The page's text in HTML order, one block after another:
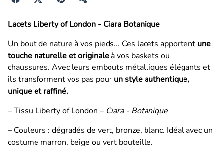
Lacets Liberty of London - Ciara Botanique
Un bout de nature à vos pieds... Ces lacets apportent une
touche naturelle et originaleà vos baskets ou
chaussures. Avec leurs embouts métalliques élégants et
ils transforment vos pas pour un style authentique,
unique et raffiné.
– Tissu Liberty of London – Ciara - Botanique
– Couleurs : dégradés de vert, bronze, blanc. Idéal avec un
costume marron, beige ou vert bouteille.